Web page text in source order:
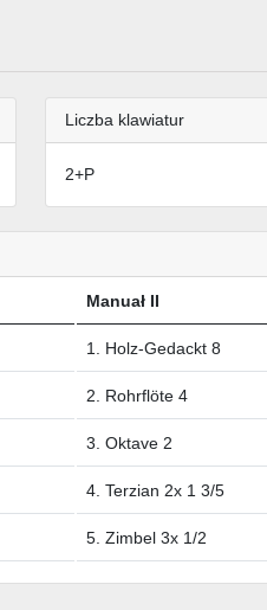
Liczba klawiatur
2+P
Manuał II
1. Holz-Gedackt 8
2. Rohrflöte 4
3. Oktave 2
4. Terzian 2x 1 3/5
5. Zimbel 3x 1/2